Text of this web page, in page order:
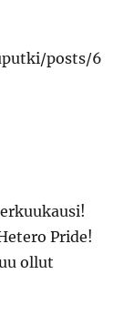
posts/6
Pride!
ollut